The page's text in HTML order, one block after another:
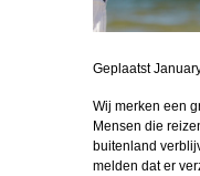
Geplaatst
Wij merken een
Mensen die
buitenland
melden dat er